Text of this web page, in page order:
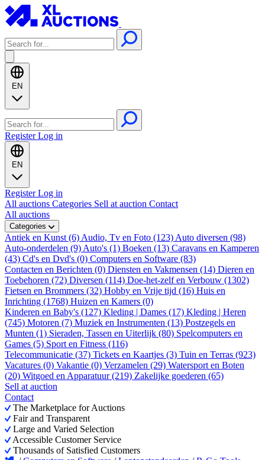
EN
RegisterLog in
EN
RegisterLog in
All auctions Categories Sell at auction Contact
All auctions
Categories
Antiek en Kunst (6) Audio, Tv en Foto (123) Auto diversen (98)
Auto-onderdelen (9) Auto's (1) Boeken (13) Caravans en Kamperen
(43) Cd's en Dvd's (0) Computers en Software (83)
Contacten en Berichten (0) Diensten en Vakmensen (14) Dieren en
Toebehoren (72) Diversen (114) Doe-het-zelf en Verbouw (1302)
Fietsen en Brommers (32) Hobby en Vrije tijd (16) Huis en
Inrichting (1768) Huizen en Kamers (0)
Kinderen en Baby's (127) Kleding | Dames (17) Kleding | Heren
(745) Motoren (7) Muziek en Instrumenten (13) Postzegels en
Munten (1) Sieraden, Tassen en Uiterlijk (80) Spelcomputers en
Games (5) Sport en Fitness (116)
Telecommunicatie (37) Tickets en Kaartjes (3) Tuin en Terras (923)
Vacatures (0) Vakantie (0) Verzamelen (29) Watersport en Boten
(20) Witgoed en Apparatuur (219) Zakelijke goederen (65)
Sell at auction
Contact
The Marketplace for Auctions
Fair and Transparent
Large and Varied Selection
Accessible Customer Service
Thousands of Satisfied Customers